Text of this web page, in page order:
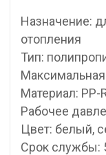
Назначение:
отопления
Тип:
Максимальная
Материал: PP-
Рабочее
Цвет: белый,
Срок службы: